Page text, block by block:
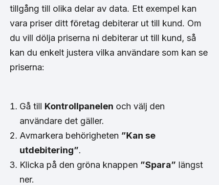
tillgång till olika delar av data. Ett exempel kan
vara priser ditt företag debiterar ut till kund. Om
du vill dölja priserna ni debiterar ut till kund, så
kan du enkelt justera vilka användare som kan se
priserna:
Gå till Kontrollpanelen och välj den
användare det gäller.
Avmarkera behörigheten ”Kan se
utdebitering”.
Klicka på den gröna knappen ”Spara” längst
ner.